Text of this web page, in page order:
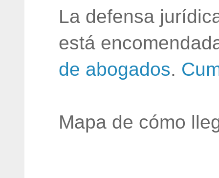
La defensa
está
de abogados.
Mapa de cómo